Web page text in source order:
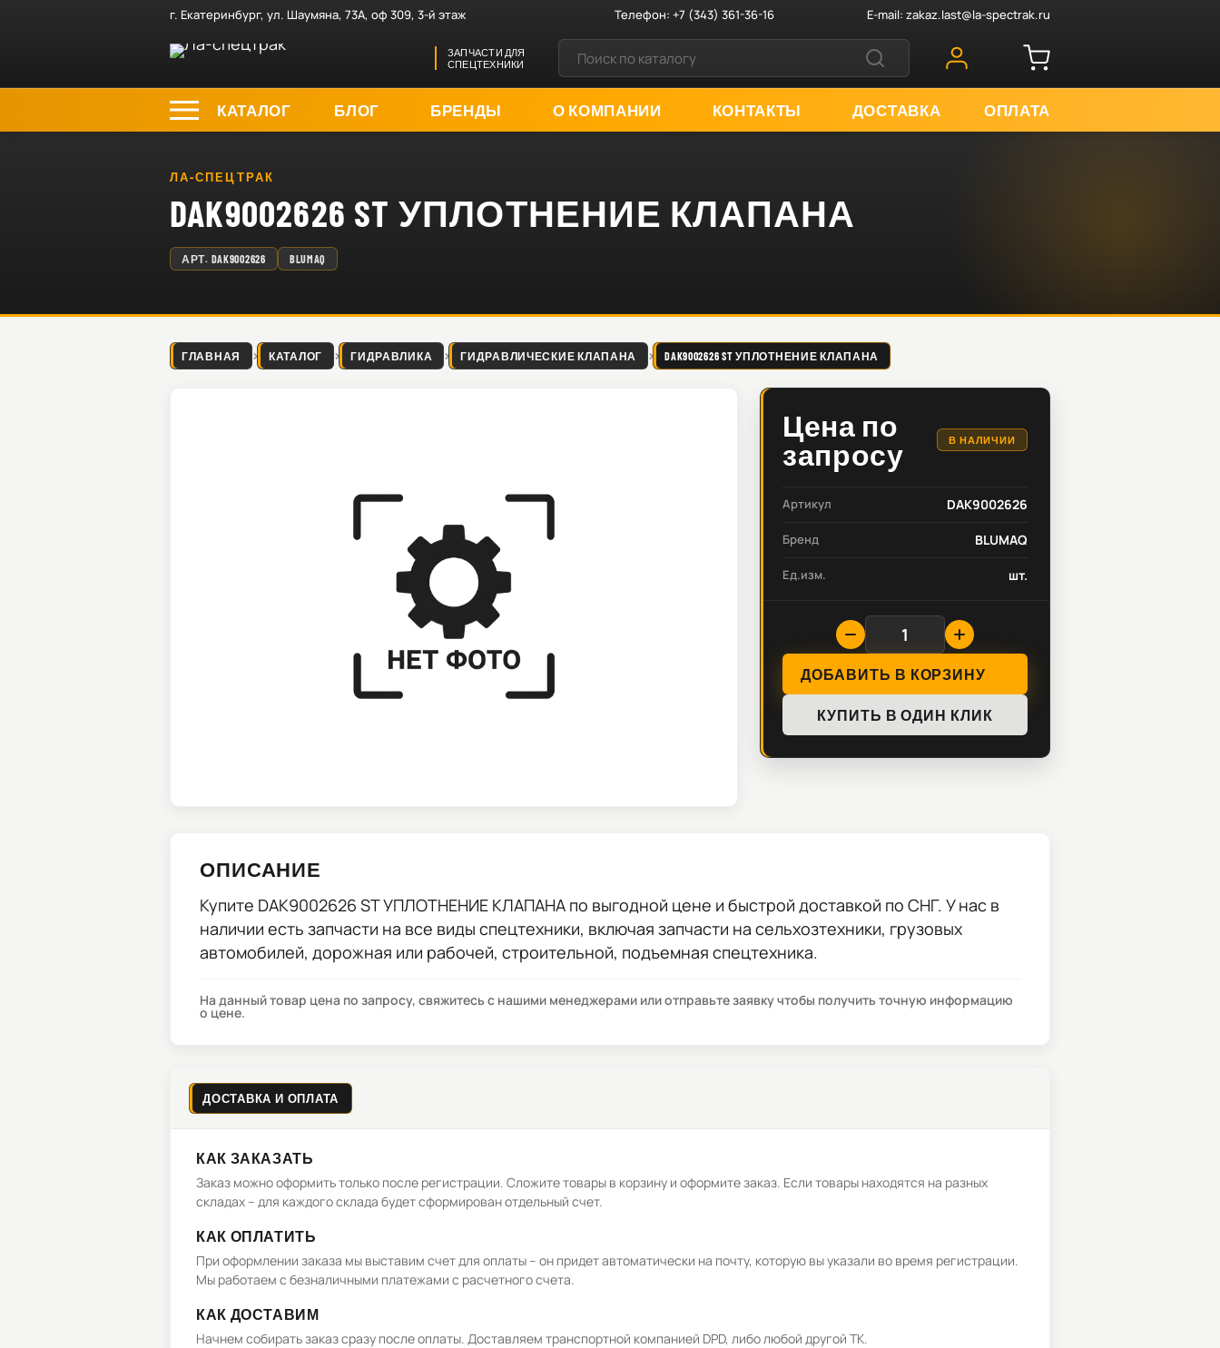
г. Екатеринбург, ул. Шаумяна, 73А, оф 309, 3-й этаж Телефон:+7 (343) 361-36-16 E-mail: zakaz.last@la-spectrak.ru
ЗАПЧАСТИ ДЛЯ
СПЕЦТЕХНИКИ
КАТАЛОГ БЛОГ БРЕНДЫ О КОМПАНИИ КОНТАКТЫ ДОСТАВКА ОПЛАТА
ЛА-СПЕЦТРАК
DAK9002626 ST УПЛОТНЕНИЕ КЛАПАНА
АРТ. DAK9002626 BLUMAQ
ГЛАВНАЯ КАТАЛОГ ГИДРАВЛИКА ГИДРАВЛИЧЕСКИЕ КЛАПАНА DAK9002626 ST УПЛОТНЕНИЕ КЛАПАНА
Цена по
запросу
В НАЛИЧИИ
Артикул DAK9002626
Бренд BLUMAQ
Ед.изм. шт.
ДОБАВИТЬ В КОРЗИНУ
КУПИТЬ В ОДИН КЛИК
ОПИСАНИЕ
Купите DAK9002626 ST УПЛОТНЕНИЕ КЛАПАНА по выгодной цене и быстрой доставкой по СНГ. У нас в
наличии есть запчасти на все виды спецтехники, включая запчасти на сельхозтехники, грузовых
автомобилей, дорожная или рабочей, строительной, подъемная спецтехника.
На данный товар цена по запросу, свяжитесь с нашими менеджерами или отправьте заявку чтобы получить точную информацию
о цене.
ДОСТАВКА И ОПЛАТА
КАК ЗАКАЗАТЬ
Заказ можно оформить только после регистрации. Сложите товары в корзину и оформите заказ. Если товары находятся на разных
складах – для каждого склада будет сформирован отдельный счет.
КАК ОПЛАТИТЬ
При оформлении заказа мы выставим счет для оплаты – он придет автоматически на почту, которую вы указали во время регистрации.
Мы работаем с безналичными платежами с расчетного счета.
КАК ДОСТАВИМ
Начнем собирать заказ сразу после оплаты. Доставляем транспортной компанией DPD, либо любой другой ТК.